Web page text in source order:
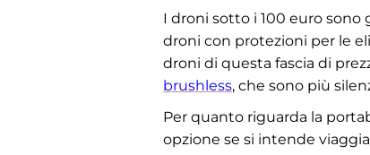
I droni sotto i 100 euro sono
droni con protezioni per le
droni di questa fascia di
brushless, che sono più
Per quanto riguarda la
opzione se si intende